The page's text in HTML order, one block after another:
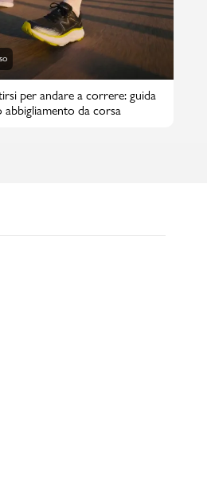
per andare a correre: guida
da corsa